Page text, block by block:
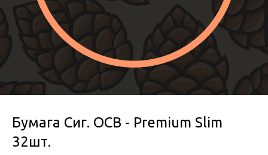
Бумага Сиг. OCB - Premium Slim
32шт.